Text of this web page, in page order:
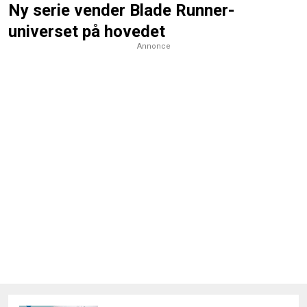
Ny serie vender Blade Runner-
universet på hovedet
Annonce